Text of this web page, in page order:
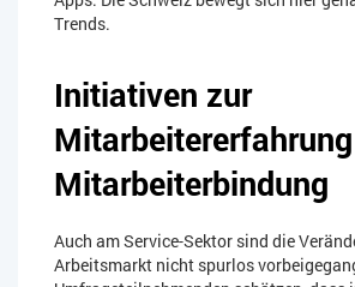
Trends.
Initiativen zur
Mitarbeiterbindung
Auch am Service-Sektor sind die
Arbeitsmarkt nicht spurlos